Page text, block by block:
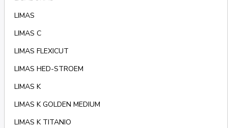
LIMAS
LIMAS C
LIMAS FLEXICUT
LIMAS HED-STROEM
LIMAS K
LIMAS K GOLDEN MEDIUM
LIMAS K TITANIO